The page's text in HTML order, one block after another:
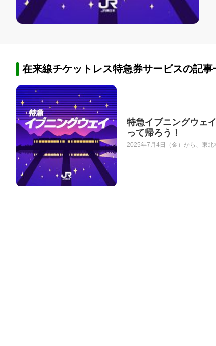
在来線チケットレス特急券サービスの記事
特急イブニングウェ
って帰ろう！
2025年7月4日（金）から、東